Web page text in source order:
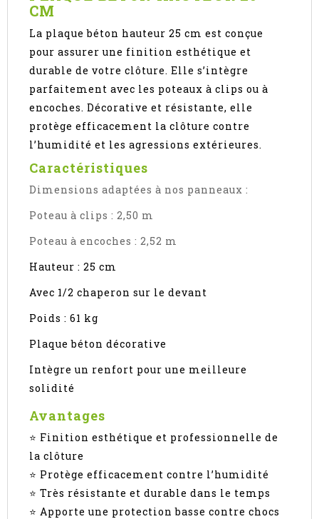
CM
La plaque béton hauteur 25 cm est conçue
pour assurer une finition esthétique et
durable de votre clôture. Elle s’intègre
parfaitement avec les poteaux à clips ou à
encoches. Décorative et résistante, elle
protège efficacement la clôture contre
l’humidité et les agressions extérieures.
Caractéristiques
Dimensions adaptées à nos panneaux :
Poteau à clips : 2,50 m
Poteau à encoches : 2,52 m
Hauteur : 25 cm
Avec 1/2 chaperon sur le devant
Poids : 61 kg
Plaque béton décorative
Intègre un renfort pour une meilleure
solidité
Avantages
⭐ Finition esthétique et professionnelle de
la clôture
⭐ Protège efficacement contre l’humidité
⭐ Très résistante et durable dans le temps
⭐ Apporte une protection basse contre chocs